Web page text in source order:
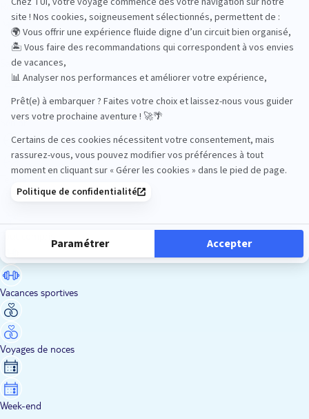
Road Trips
Safari
Sénior
Vacances sportives
Voyages de noces
Week-end